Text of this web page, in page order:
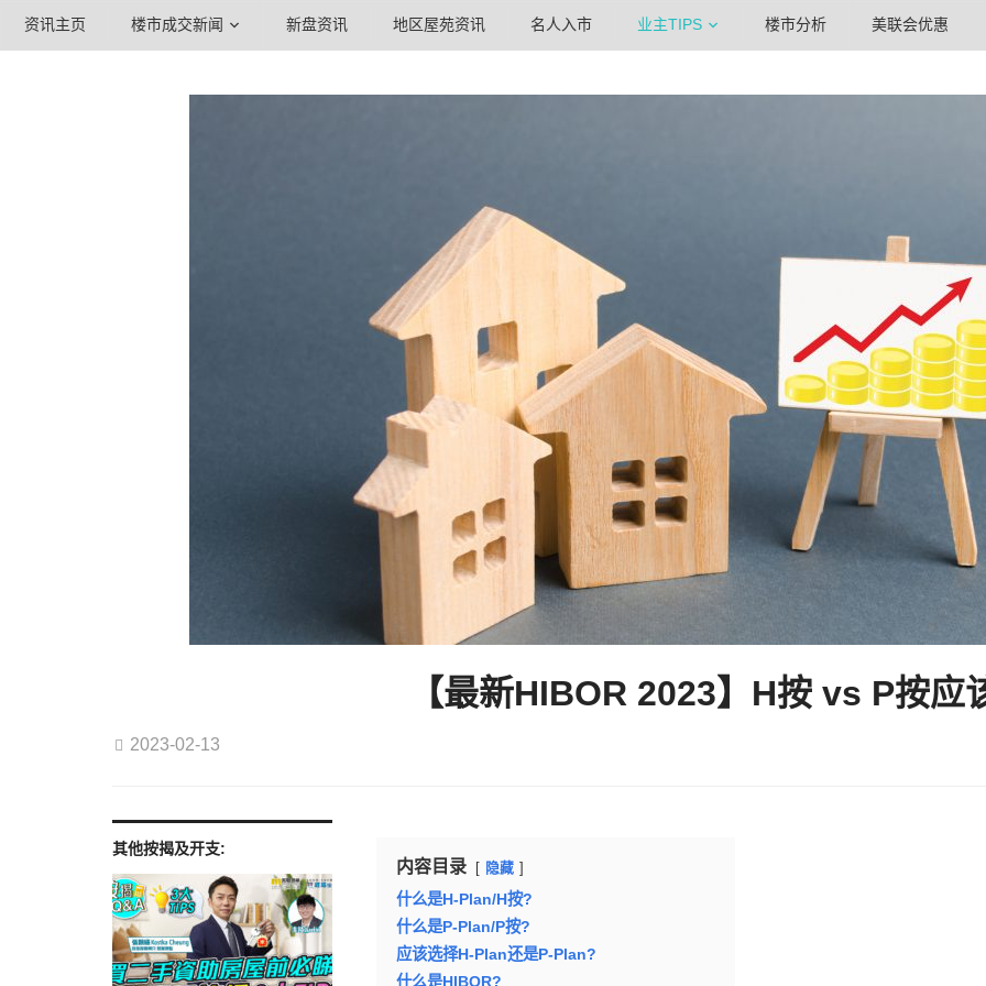
资讯主页 楼市成交新闻 新盘资讯 地区屋苑资讯 名人入市 业主TIPS 楼市分析 美联会优惠
【最新HIBOR 2023】H按 vs P按应
2023-02-13
其他按揭及开支:
内容目录 隐藏
什么是H-Plan/H按?
什么是P-Plan/P按?
应该选择H-Plan还是P-Plan?
什么是HIBOR?